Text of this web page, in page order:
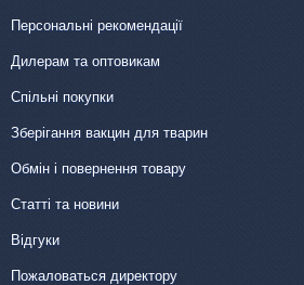
Персональні рекомендації
Дилерам та оптовикам
Спільні покупки
Зберігання вакцин для тварин
Обмін і повернення товару
Статті та новини
Відгуки
Пожаловаться директору